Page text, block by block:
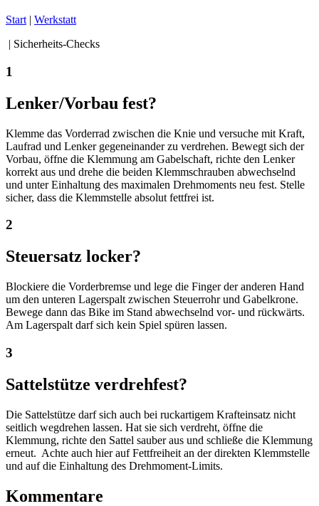
Start | Werkstatt
| Sicherheits-Checks
1
Lenker/Vorbau fest?
Klemme das Vorderrad zwischen die Knie und versuche mit Kraft,
Laufrad und Lenker gegeneinander zu verdrehen. Bewegt sich der
Vorbau, öffne die Klemmung am Gabelschaft, richte den Lenker
korrekt aus und drehe die beiden Klemmschrauben abwechselnd
und unter Einhaltung des maximalen Drehmoments neu fest. Stelle
sicher, dass die Klemmstelle absolut fettfrei ist.
2
Steuersatz locker?
Blockiere die Vorderbremse und lege die Finger der anderen Hand
um den unteren Lagerspalt zwischen Steuerrohr und Gabelkrone.
Bewege dann das Bike im Stand abwechselnd vor- und rückwärts.
Am Lagerspalt darf sich kein Spiel spüren lassen.
3
Sattelstütze verdrehfest?
Die Sattelstütze darf sich auch bei ruckartigem Krafteinsatz nicht
seitlich wegdrehen lassen. Hat sie sich verdreht, öffne die
Klemmung, richte den Sattel sauber aus und schließe die Klemmung
erneut. Achte auch hier auf Fettfreiheit an der direkten Klemmstelle
und auf die Einhaltung des Drehmoment-Limits.
Kommentare